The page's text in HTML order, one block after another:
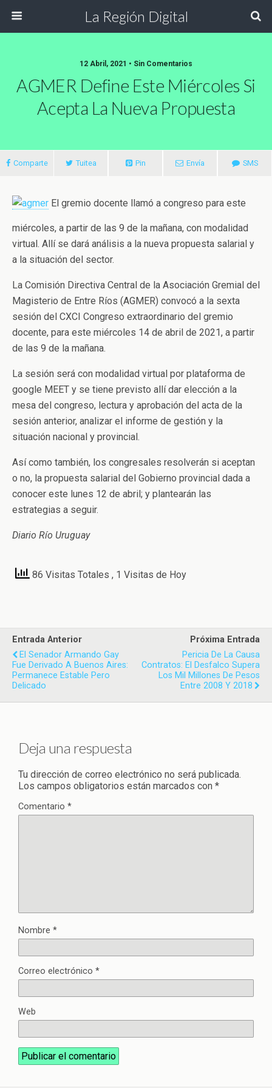
La Región Digital
12 Abril, 2021 • Sin Comentarios
AGMER Define Este Miércoles Si
Acepta La Nueva Propuesta
Comparte Tuitea Pin Envía SMS
El gremio docente llamó a congreso para este
miércoles, a partir de las 9 de la mañana, con modalidad
virtual. Allí se dará análisis a la nueva propuesta salarial y
a la situación del sector.
La Comisión Directiva Central de la Asociación Gremial del
Magisterio de Entre Ríos (AGMER) convocó a la sexta
sesión del CXCI Congreso extraordinario del gremio
docente, para este miércoles 14 de abril de 2021, a partir
de las 9 de la mañana.
La sesión será con modalidad virtual por plataforma de
google MEET y se tiene previsto allí dar elección a la
mesa del congreso, lectura y aprobación del acta de la
sesión anterior, analizar el informe de gestión y la
situación nacional y provincial.
Así como también, los congresales resolverán si aceptan
o no, la propuesta salarial del Gobierno provincial dada a
conocer este lunes 12 de abril; y plantearán las
estrategias a seguir.
Diario Río Uruguay
86 Visitas Totales , 1 Visitas de Hoy
Entrada Anterior
El Senador Armando Gay
Fue Derivado A Buenos Aires:
Permanece Estable Pero
Delicado
Próxima Entrada
Pericia De La Causa
Contratos: El Desfalco Supera
Los Mil Millones De Pesos
Entre 2008 Y 2018
Deja una respuesta
Tu dirección de correo electrónico no será publicada.
Los campos obligatorios están marcados con *
Comentario *
Nombre *
Correo electrónico *
Web